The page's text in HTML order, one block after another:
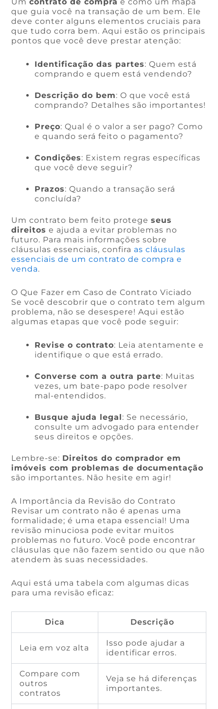
Umcontrato de compra é como um mapa
que guia você na transação de um bem. Ele
deve conter alguns elementos cruciais para
que tudo corra bem. Aqui estão os principais
pontos que você deve prestar atenção:
Identificação das partes: Quem está
comprando e quem está vendendo?
Descrição do bem: O que você está
comprando? Detalhes são importantes!
Preço: Qual é o valor a ser pago? Como
e quando será feito o pagamento?
Condições: Existem regras específicas
que você deve seguir?
Prazos: Quando a transação será
concluída?
Um contrato bem feito protegeseus
direitos e ajuda a evitar problemas no
futuro. Para mais informações sobre
cláusulas essenciais, confira as cláusulas
essenciais de um contrato de compra e
venda.
O Que Fazer em Caso de Contrato Viciado
Se você descobrir que o contrato tem algum
problema, não se desespere! Aqui estão
algumas etapas que você pode seguir:
Revise o contrato: Leia atentamente e
identifique o que está errado.
Converse com a outra parte: Muitas
vezes, um bate-papo pode resolver
mal-entendidos.
Busque ajuda legal : Se necessário,
consulte um advogado para entender
seus direitos e opções.
Lembre-se: Direitos do comprador em
imóveis com problemas de documentação
são importantes. Não hesite em agir!
A Importância da Revisão do Contrato
Revisar um contrato não é apenas uma
formalidade; é uma etapa essencial! Uma
revisão minuciosa pode evitar muitos
problemas no futuro. Você pode encontrar
cláusulas que não fazem sentido ou que não
atendem às suas necessidades.
Aqui está uma tabela com algumas dicas
para uma revisão eficaz:
Dica Descrição
Leia em voz alta
Isso pode ajudar a
identificar erros.
Compare com
outros
contratos
Veja se há diferenças
importantes.